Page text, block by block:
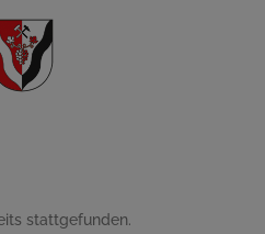
stattgefunden.